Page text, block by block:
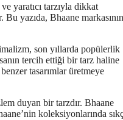
yaratıcı tarzıyla dikkat
yazıda, Bhaane
son yıllarda popülerlik
tercih ettiği bir tarz haline
tasarımlar üretmeye
duyan bir tarzdır. Bhaane
koleksiyonlarında